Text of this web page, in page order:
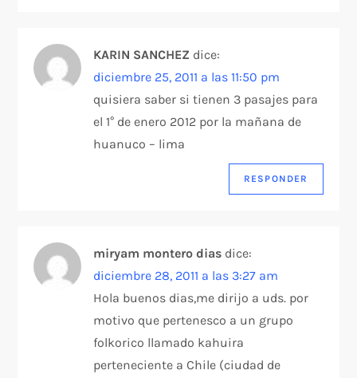
KARIN SANCHEZ dice:
diciembre 25, 2011 a las 11:50 pm
quisiera saber si tienen 3 pasajes para
el 1° de enero 2012 por la mañana de
huanuco – lima
RESPONDER
miryam montero dias dice:
diciembre 28, 2011 a las 3:27 am
Hola buenos dias,me dirijo a uds. por
motivo que pertenesco a un grupo
folkorico llamado kahuira
perteneciente a Chile (ciudad de